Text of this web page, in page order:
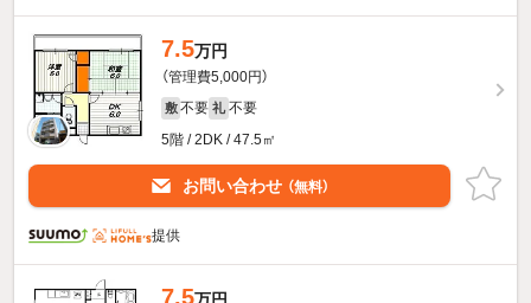
7.5万円
（管理費5,000円）
敷 不要 礼 不要
5階 / 2DK / 47.5㎡
お問い合わせ （無料）
提供
7.5万円